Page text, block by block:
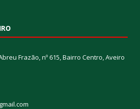
Frazão, nº 615, Bairro Centro, Aveiro